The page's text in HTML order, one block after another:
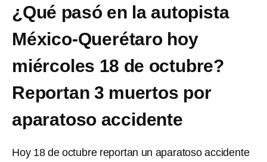
¿Qué pasó en la autopista
México-Querétaro hoy
miércoles 18 de octubre?
Reportan 3 muertos por
aparatoso accidente
Hoy 18 de octubre reportan un aparatoso accidente